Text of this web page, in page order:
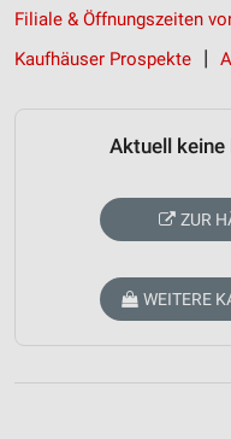
Filiale & Öffnungszeiten
Kaufhäuser Prospekte
Aktuell
ZUR
WEITERE